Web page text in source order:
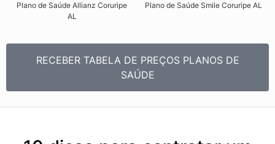
Plano de Saúde Allianz Coruripe
AL​
Plano de Saúde Smile Coruripe AL​
RECEBER TABELA DE PREÇOS PLANOS DE
SAÚDE